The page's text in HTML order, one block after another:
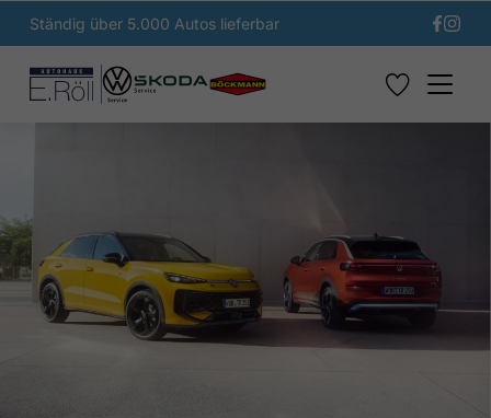
Ständig über 5.000 Autos lieferbar